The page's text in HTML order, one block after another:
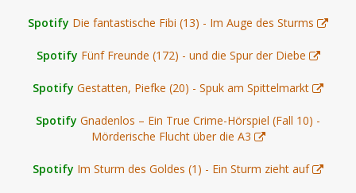
Spotify Die fantastische Fibi (13) - Im Auge des Sturms
Spotify Fünf Freunde (172) - und die Spur der Diebe
Spotify Gestatten, Piefke (20) - Spuk am Spittelmarkt
Spotify Gnadenlos – Ein True Crime-Hörspiel (Fall 10) -
Mörderische Flucht über die A3
Spotify Im Sturm des Goldes (1) - Ein Sturm zieht auf